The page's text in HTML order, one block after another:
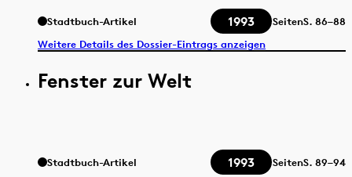
Stadtbuch-Artikel 1993 SeitenS. 86–88
Weitere Details des Dossier-Eintrags anzeigen
Fenster zur Welt
Stadtbuch-Artikel 1993 SeitenS. 89–94